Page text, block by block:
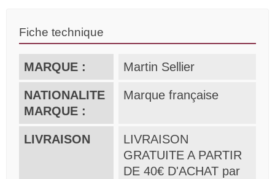
Fiche technique
MARQUE : Martin Sellier
NATIONALITE
MARQUE :
Marque française
LIVRAISON
LIVRAISON
GRATUITE A PARTIR
DE 40€ D'ACHAT par